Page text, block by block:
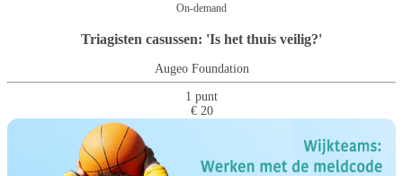
On-demand
Triagisten casussen: 'Is het thuis veilig?'
Augeo Foundation
1 punt
€ 20